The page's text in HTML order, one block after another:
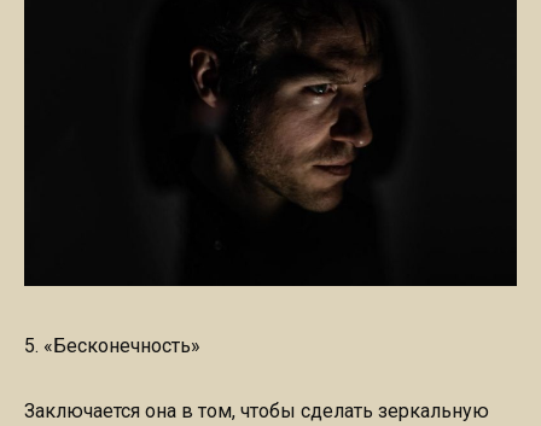
5. «Бесконечность»
Заключается она в том, чтобы сделать зеркальную